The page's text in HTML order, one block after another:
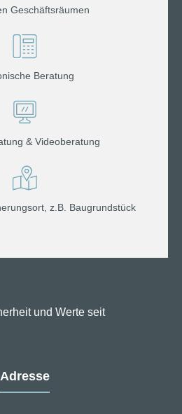
Geschäftsräumen
Beratung
& Videoberatung
z.B. Baugrundstück
Adresse